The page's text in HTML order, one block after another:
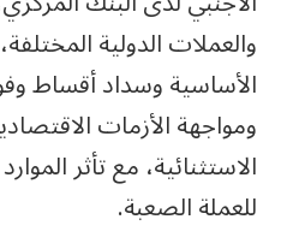
والعملات الدولية
الأساسية وسداد أقساط
ومواجهة الأزمات
الاستثنائية، مع تأثر
للعملة الصعبة.